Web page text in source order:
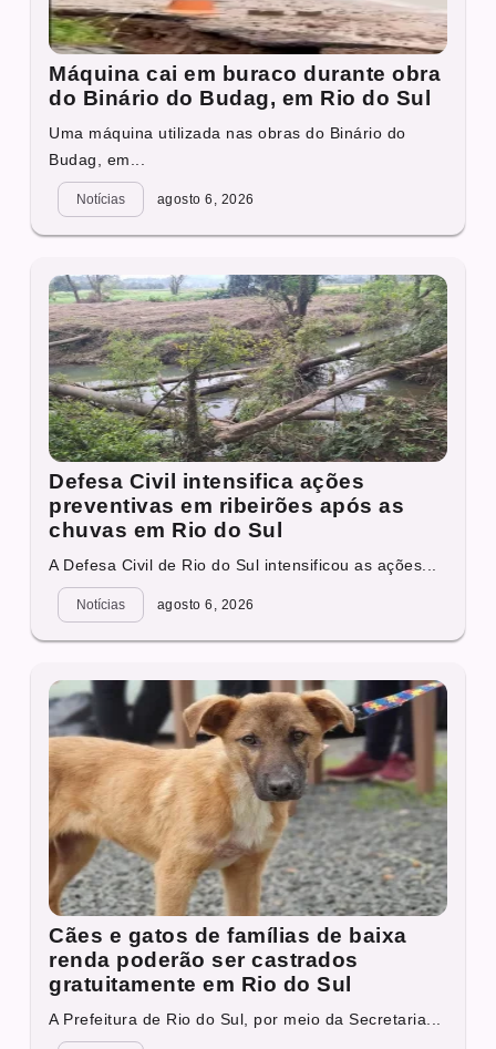
Máquina cai em buraco durante obra
do Binário do Budag, em Rio do Sul
Uma máquina utilizada nas obras do Binário do
Budag, em...
Notícias agosto 6, 2026
Defesa Civil intensifica ações
preventivas em ribeirões após as
chuvas em Rio do Sul
A Defesa Civil de Rio do Sul intensificou as ações...
Notícias agosto 6, 2026
Cães e gatos de famílias de baixa
renda poderão ser castrados
gratuitamente em Rio do Sul
A Prefeitura de Rio do Sul, por meio da Secretaria...